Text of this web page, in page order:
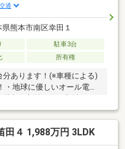
通
県熊本市南区幸田１
駐車3台
所有権
あります！(※車種による)
地球に優しいオール電化
方でも安心です！・陽当た
ため、ご家族と快適にお過
室◎急な来客時にも便利で
分託麻中学校 徒歩約14
田４ 1,988万円 3LDK